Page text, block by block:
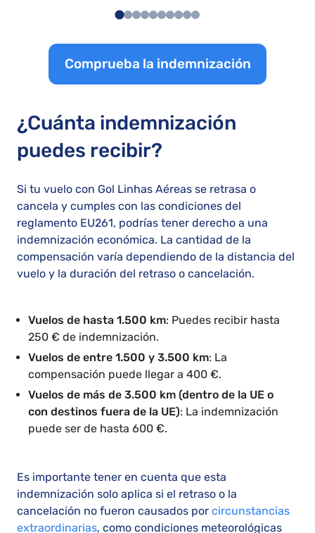
Comprueba la indemnización
¿Cuánta indemnización
puedes recibir?
Si tu vuelo con Gol Linhas Aéreas se retrasa o
cancela y cumples con las condiciones del
reglamento EU261, podrías tener derecho a una
indemnización económica. La cantidad de la
compensación varía dependiendo de la distancia del
vuelo y la duración del retraso o cancelación.
Vuelos de hasta 1.500 km: Puedes recibir hasta
250 € de indemnización.
Vuelos de entre 1.500 y 3.500 km: La
compensación puede llegar a 400 €.
Vuelos de más de 3.500 km (dentro de la UE o
con destinos fuera de la UE): La indemnización
puede ser de hasta 600 €.
Es importante tener en cuenta que esta
indemnización solo aplica si el retraso o la
cancelación no fueron causados por circunstancias
extraordinarias, como condiciones meteorológicas